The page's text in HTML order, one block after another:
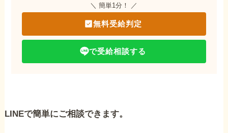
＼ 簡単1分！ ／
無料受給判定
で受給相談する
LINEで簡単にご相談できます。